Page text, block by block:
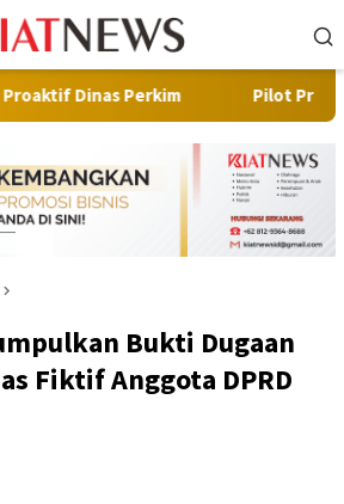
Pilot Project, Kementerian
Bukti Dugaan
Fiktif Anggota DPRD